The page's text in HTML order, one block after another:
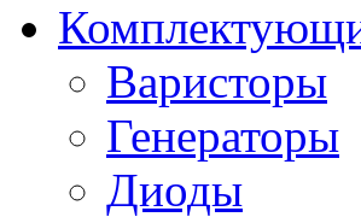
Варисторы
Генераторы
Диоды